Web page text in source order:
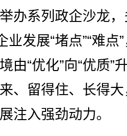
办系列政企沙龙
业发展“堵点”“难点
由“优化”向“优质”
、留得住、长得
注入强劲动力。